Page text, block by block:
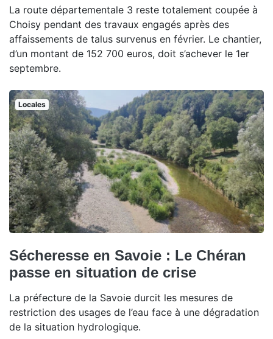
La route départementale 3 reste totalement coupée à
Choisy pendant des travaux engagés après des
affaissements de talus survenus en février. Le chantier,
d’un montant de 152 700 euros, doit s’achever le 1er
septembre.
Locales
Sécheresse en Savoie : Le Chéran
passe en situation de crise
La préfecture de la Savoie durcit les mesures de
restriction des usages de l’eau face à une dégradation
de la situation hydrologique.